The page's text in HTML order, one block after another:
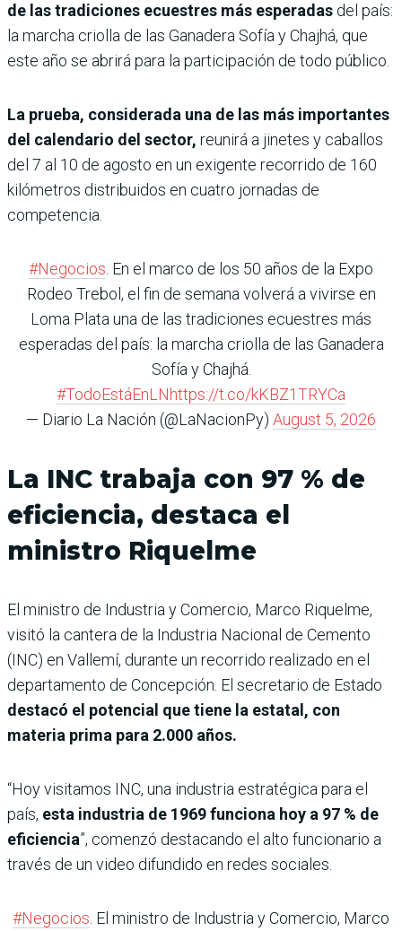
de las tradiciones ecuestres más esperadas del país:
la marcha criolla de las Ganadera Sofía y Chajhá, que
este año se abrirá para la participación de todo público.
La prueba, considerada una de las más importantes
del calendario del sector, reunirá a jinetes y caballos
del 7 al 10 de agosto en un exigente recorrido de 160
kilómetros distribuidos en cuatro jornadas de
competencia.
#Negocios. En el marco de los 50 años de la Expo
Rodeo Trebol, el fin de semana volverá a vivirse en
Loma Plata una de las tradiciones ecuestres más
esperadas del país: la marcha criolla de las Ganadera
Sofía y Chajhá.
#TodoEstáEnLNhttps://t.co/kKBZ1TRYCa
— Diario La Nación (@LaNacionPy) August 5, 2026
La INC trabaja con 97 % de
eficiencia, destaca el
ministro Riquelme
El ministro de Industria y Comercio, Marco Riquelme,
visitó la cantera de la Industria Nacional de Cemento
(INC) en Vallemí, durante un recorrido realizado en el
departamento de Concepción. El secretario de Estado
destacó el potencial que tiene la estatal, con
materia prima para 2.000 años.
“Hoy visitamos INC, una industria estratégica para el
país, esta industria de 1969 funciona hoy a 97 % de
eficiencia”, comenzó destacando el alto funcionario a
través de un video difundido en redes sociales.
#Negocios. El ministro de Industria y Comercio, Marco